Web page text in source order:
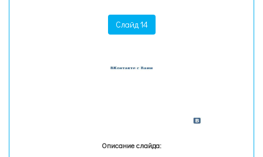
Слайд 14
Описание слайда: